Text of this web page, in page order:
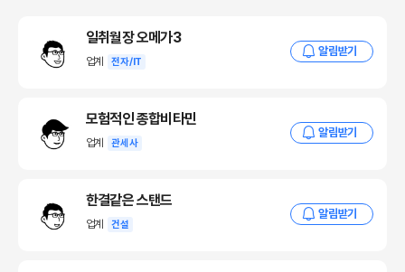
일취월장 오메가3
업계 전자/IT
알림받기
모험적인 종합비타민
업계 관세사
알림받기
한결같은 스탠드
업계 건설
알림받기